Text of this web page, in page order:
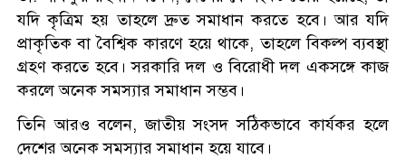
যদি কৃত্রিম হয় তাহলে দ্রুত সমাধান করতে হবে। আর যদি
প্রাকৃতিক বা বৈশ্বিক কারণে হয়ে থাকে, তাহলে বিকল্প ব্যবস্থা
গ্রহণ করতে হবে। সরকারি দল ও বিরোধী দল একসঙ্গে কাজ
করলে অনেক সমস্যার সমাধান সম্ভব।
তিনি আরও বলেন, জাতীয় সংসদ সঠিকভাবে কার্যকর হলে
দেশের অনেক সমস্যার সমাধান হয়ে যাবে।